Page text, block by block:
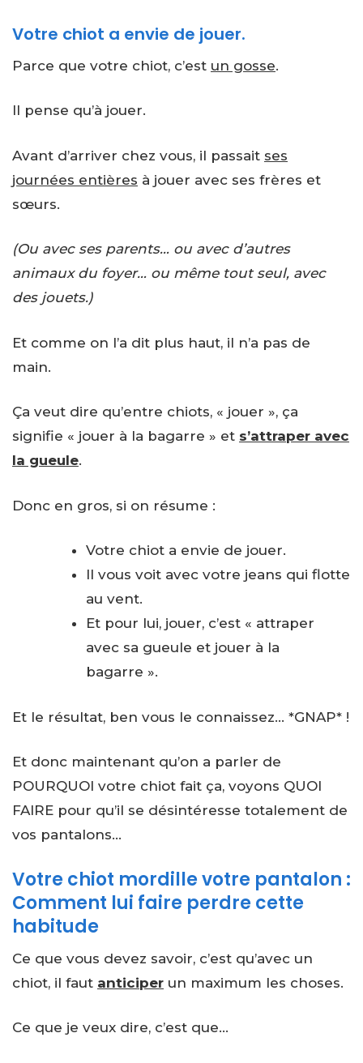
Votre chiot a envie de jouer.
Parce que votre chiot, c’est un gosse.
Il pense qu’à jouer.
Avant d’arriver chez vous, il passait ses
journées entières à jouer avec ses frères et
sœurs.
(Ou avec ses parents… ou avec d’autres
animaux du foyer… ou même tout seul, avec
des jouets.)
Et comme on l’a dit plus haut, il n’a pas de
main.
Ça veut dire qu’entre chiots, « jouer », ça
signifie « jouer à la bagarre » et s’attraper avec
la gueule.
Donc en gros, si on résume :
Votre chiot a envie de jouer.
Il vous voit avec votre jeans qui flotte
au vent.
Et pour lui, jouer, c’est « attraper
avec sa gueule et jouer à la
bagarre ».
Et le résultat, ben vous le connaissez… *GNAP* !
Et donc maintenant qu’on a parler de
POURQUOI votre chiot fait ça, voyons QUOI
FAIRE pour qu’il se désintéresse totalement de
vos pantalons…
Votre chiot mordille votre pantalon :
Comment lui faire perdre cette
habitude
Ce que vous devez savoir, c’est qu’avec un
chiot, il faut anticiper un maximum les choses.
Ce que je veux dire, c’est que…